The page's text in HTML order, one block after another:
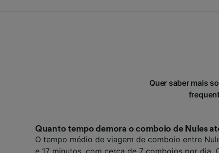
Quer saber mais
Quanto tempo demora o comboio de Nules
O tempo médio de viagem de comboio entre
e 17 minutos, com cerca de 7 comboios por dia.